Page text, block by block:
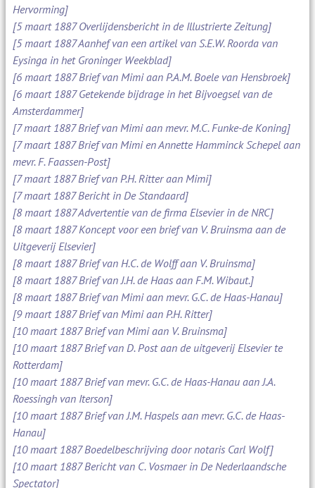
Hervorming]
[5 maart 1887 Overlijdensbericht in de Illustrierte Zeitung]
[5 maart 1887 Aanhef van een artikel van S.E.W. Roorda van
Eysinga in het Groninger Weekblad]
[6 maart 1887 Brief van Mimi aan P.A.M. Boele van Hensbroek]
[6 maart 1887 Getekende bijdrage in het Bijvoegsel van de
Amsterdammer]
[7 maart 1887 Brief van Mimi aan mevr. M.C. Funke-de Koning]
[7 maart 1887 Brief van Mimi en Annette Hamminck Schepel aan
mevr. F. Faassen-Post]
[7 maart 1887 Brief van P.H. Ritter aan Mimi]
[7 maart 1887 Bericht in De Standaard]
[8 maart 1887 Advertentie van de firma Elsevier in de NRC]
[8 maart 1887 Koncept voor een brief van V. Bruinsma aan de
Uitgeverij Elsevier]
[8 maart 1887 Brief van H.C. de Wolff aan V. Bruinsma]
[8 maart 1887 Brief van J.H. de Haas aan F.M. Wibaut.]
[8 maart 1887 Brief van Mimi aan mevr. G.C. de Haas-Hanau]
[9 maart 1887 Brief van Mimi aan P.H. Ritter]
[10 maart 1887 Brief van Mimi aan V. Bruinsma]
[10 maart 1887 Brief van D. Post aan de uitgeverij Elsevier te
Rotterdam]
[10 maart 1887 Brief van mevr. G.C. de Haas-Hanau aan J.A.
Roessingh van Iterson]
[10 maart 1887 Brief van J.M. Haspels aan mevr. G.C. de Haas-
Hanau]
[10 maart 1887 Boedelbeschrijving door notaris Carl Wolf]
[10 maart 1887 Bericht van C. Vosmaer in De Nederlaandsche
Spectator]